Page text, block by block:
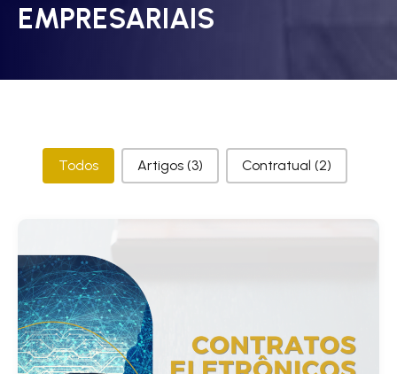
EMPRESARIAIS
Categorias
Todos Artigos (3) Contratual (2)